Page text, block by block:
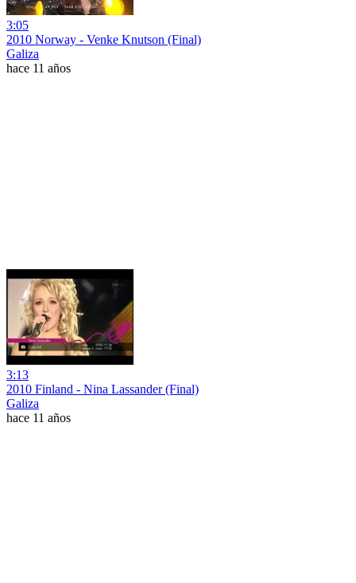
3:05
2010 Norway - Venke Knutson (Final)
Galiza
hace 11 años
3:13
2010 Finland - Nina Lassander (Final)
Galiza
hace 11 años